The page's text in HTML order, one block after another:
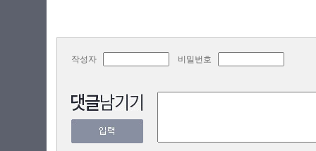
작성자 비밀번호